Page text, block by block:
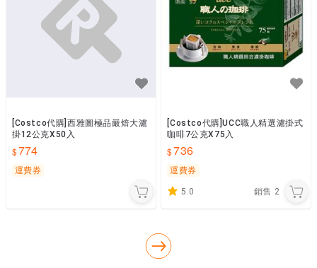
[Costco代購]西雅圖極品嚴焙大濾
掛12公克X50入
774
運費券
[Costco代購]UCC職人精選濾掛式
咖啡7公克X75入
736
運費券
5.0 銷售 2